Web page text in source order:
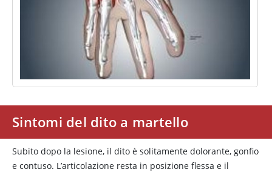
Sintomi del dito a martello
Subito dopo la lesione, il dito è solitamente dolorante, gonfio
e contuso. L’articolazione resta in posizione flessa e il